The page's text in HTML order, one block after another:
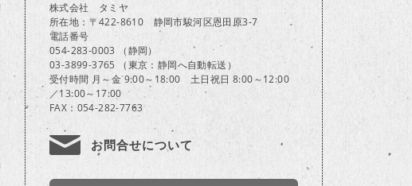
株式会社 タミヤ
所在地：〒422-8610 静岡市駿河区恩田原3-7
電話番号
054-283-0003 （静岡）
03-3899-3765 （東京：静岡へ自動転送）
受付時間 月～金 9:00～18:00 土日祝日 8:00～12:00
／13:00～17:00
FAX：054-282-7763
お問合せについて